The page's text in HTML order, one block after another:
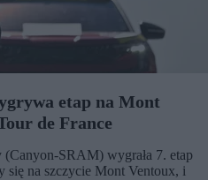
etap na Mont
de France
SRAM) wygrała 7. etap
się na szczycie Mont Ventoux, i